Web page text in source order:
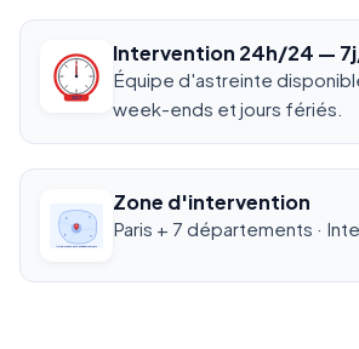
24/7
Intervention 24h/24 —
Équipe d'astreinte
week-ends et jours fériés.
Zone d'intervention
Paris + 7 départements ·